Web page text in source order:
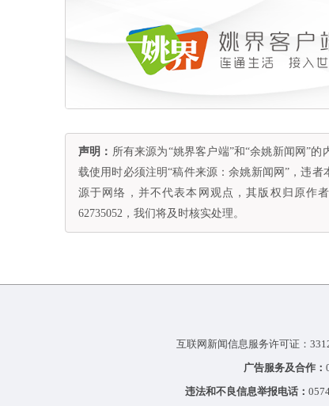
声明： 所有来源为“姚界客户端”和“余姚新闻网”
载使用时必须注明“稿件来源：余姚新闻网”，违
源于网络，并不代表本网观点，其版权归原作
62735052，我们将及时核实处理。
互联网新闻信息服务许可证：
广告服务及合作：
违法和不良信息举报电话：